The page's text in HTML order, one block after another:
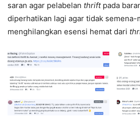
saran agar pelabelan thriftpada
diperhatikan lagi agar tidak semena-
menghilangkan esensi hemat dari